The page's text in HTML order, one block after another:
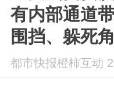
有内部通道
围挡、躲死
场……被拘留
都市快报橙柿互动